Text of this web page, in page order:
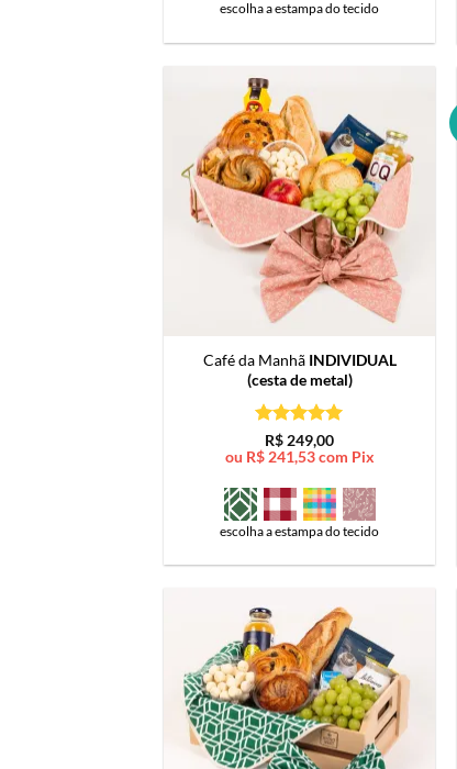
escolha a estampa do tecido
Café da Manhã INDIVIDUAL
(cesta de metal)
Avaliação5
de 5
R$ 249,00
ou R$241,53com Pix
escolha a estampa do tecido